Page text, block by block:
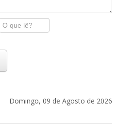
Domingo, 09 de Agosto de 2026